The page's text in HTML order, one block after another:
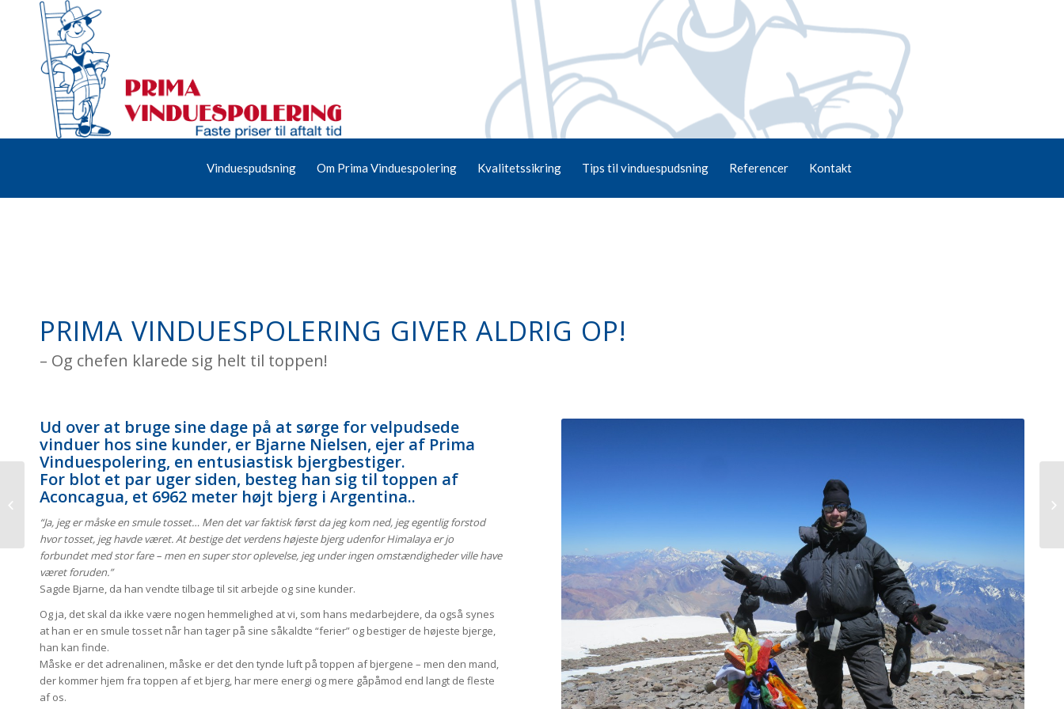
Vinduespudsning Om Prima Vinduespolering Kvalitetssikring Tips til vinduespudsning Referencer Kontakt
PRIMA VINDUESPOLERING GIVER ALDRIG OP!
– Og chefen klarede sig helt til toppen!
Ud over at bruge sine dage på at sørge for velpudsede
vinduer hos sine kunder, er Bjarne Nielsen, ejer af Prima
Vinduespolering, en entusiastisk bjergbestiger.
For blot et par uger siden, besteg han sig til toppen af
Aconcagua, et 6962 meter højt bjerg i Argentina..
“Ja, jeg er måske en smule tosset… Men det var faktisk først da jeg kom ned, jeg egentlig forstod
hvor tosset, jeg havde været. At bestige det verdens højeste bjerg udenfor Himalaya er jo
forbundet med stor fare – men en super stor oplevelse, jeg under ingen omstændigheder ville have
været foruden.”
Sagde Bjarne, da han vendte tilbage til sit arbejde og sine kunder.
Og ja, det skal da ikke være nogen hemmelighed at vi, som hans medarbejdere, da også synes
at han er en smule tosset når han tager på sine såkaldte “ferier” og bestiger de højeste bjerge,
han kan finde.
Måske er det adrenalinen, måske er det den tynde luft på toppen af bjergene – men den mand,
der kommer hjem fra toppen af et bjerg, har mere energi og mere gåpåmod end langt de fleste
af os.
Strandtårnet på